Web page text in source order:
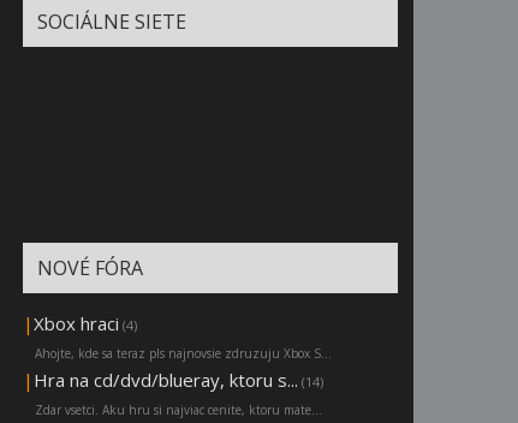
SOCIÁLNE SIETE
NOVÉ FÓRA
| Xbox hraci (4)
Ahojte, kde sa teraz pls najnovsie zdruzuju Xbox S...
| Hra na cd/dvd/blueray, ktoru s... (14)
Zdar vsetci. Aku hru si najviac cenite, ktoru mate...